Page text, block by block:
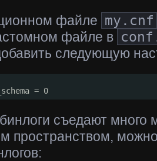
файле my.cnf
файле в
следующую
= 0
съедают много
пространством,